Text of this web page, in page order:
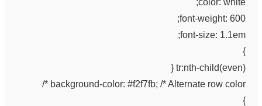
font-weight: 600;
font-size: 1.1em;
}
tr:nth-child(even) {
background-color: #f2f7fb; /* Alternate row color */
}